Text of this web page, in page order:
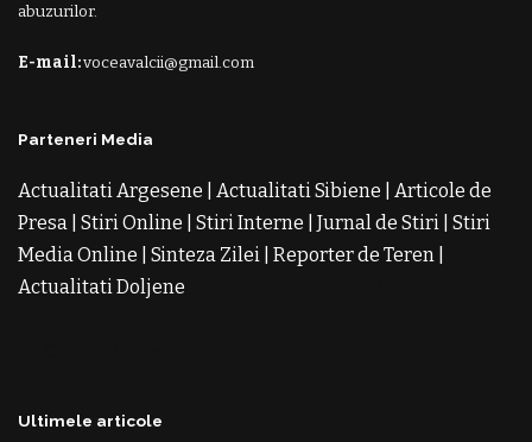
abuzurilor.
E-mail:voceavalcii@gmail.com
Parteneri Media
Actualitati Argesene Actualitati Sibiene
Articole de
Presa Stiri Online Stiri Interne Jurnal de Stiri Stiri
Media Online
Sinteza Zilei Reporter de Teren
Actualitati Doljene
Ultimele articole